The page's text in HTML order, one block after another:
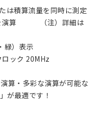
は積算流量を同時に測定
を演算 （注）詳細は
緑）表示
ック 20MHz
算・多彩な演算が可能な
が最適です！